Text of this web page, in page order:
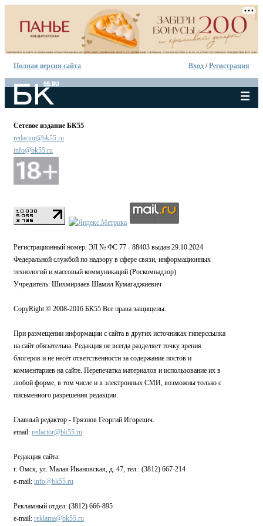
Полная версия сайта Вход /Регистрация
Сетевое издание БК55
redactor@bk55.ru
info@bk55.ru
Регистрационный номер: ЭЛ № ФС 77 - 88403 выдан 29.10.2024
Федеральной службой по надзору в сфере связи, информационных
технологий и массовый коммуникаций (Роскомнадзор)
Учредитель: Шихмирзаев Шамил Кумагаджиевич
CopyRight © 2008-2016 БК55 Все права защищены.
При размещении информации с сайта в других источниках гиперссылка
на сайт обязательна. Редакция не всегда разделяет точку зрения
блогеров и не несёт ответственности за содержание постов и
комментариев на сайте. Перепечатка материалов и использование их в
любой форме, в том числе и в электронных СМИ, возможны только с
письменного разрешения редакции.
Главный редактор - Грязнов Георгий Игоревич.
email: redactor@bk55.ru
Редакция сайта:
г. Омск, ул. Малая Ивановская, д. 47, тел.: (3812) 667-214
e-mail: info@bk55.ru
Рекламный отдел: (3812) 666-895
e-mail: reklama@bk55.ru